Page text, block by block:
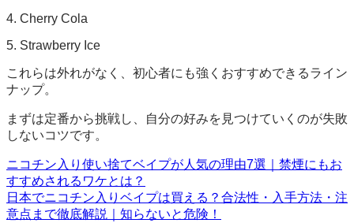
4. Cherry Cola
5. Strawberry Ice
これらは外れがなく、初心者にも強くおすすめできるライン
ナップ。
まずは定番から挑戦し、自分の好みを見つけていくのが失敗
しないコツです。
ニコチン入り使い捨てベイプが人気の理由7選｜禁煙にもお
すすめされるワケとは？
日本でニコチン入りベイプは買える？合法性・入手方法・注
意点まで徹底解説｜知らないと危険！